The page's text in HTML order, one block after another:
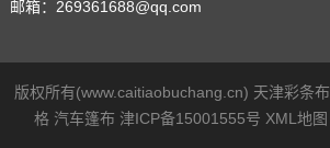
邮箱：269361688@qq.com
版权所有(www.caitiaobuchang.cn) 天津彩条布
格 汽车篷布 津ICP备15001555号 XML地图